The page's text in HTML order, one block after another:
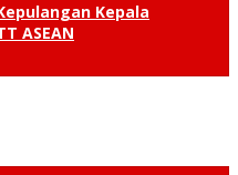
Kepala
ASEAN